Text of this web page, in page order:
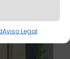
Aviso Legal